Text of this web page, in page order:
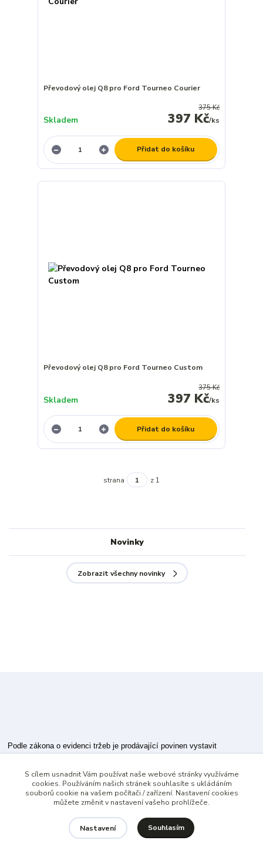
Převodový olej Q8 pro Ford Tourneo Courier
375 Kč
397 Kč/ks
Skladem
Přidat do košíku
Převodový olej Q8 pro Ford Tourneo Custom
375 Kč
397 Kč/ks
Skladem
Přidat do košíku
strana z 1
Novinky
Zobrazit všechny novinky
Podle zákona o evidenci tržeb je prodávající povinen vystavit
Zároveň je povinen zaevidovat přijatou tržbu u správce daně online; v
případě technického výpadku pak nejpozději do 48 hodin.
S cílem usnadnit Vám používat naše webové stránky využíváme
cookies. Používáním našich stránek souhlasíte s ukládáním
souborů cookie na vašem počítači / zařízení. Nastavení cookies
můžete změnit v nastavení vašeho prohlížeče.
Nastavení Souhlasím